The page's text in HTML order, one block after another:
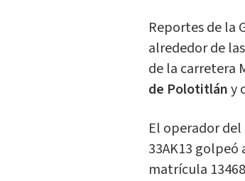
Reportes de la
alrededor de
de la carretera
de Polotitlány
El operador
33AK13 golpeó
matrícula